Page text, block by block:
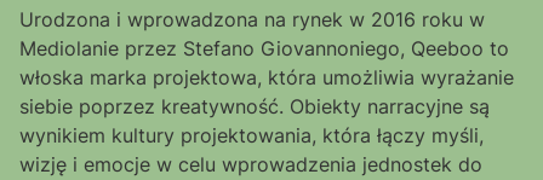
Urodzona i wprowadzona na rynek w 2016 roku w
Mediolanie przez Stefano Giovannoniego, Qeeboo to
włoska marka projektowa, która umożliwia wyrażanie
siebie poprzez kreatywność. Obiekty narracyjne są
wynikiem kultury projektowania, która łączy myśli,
wizję i emocje w celu wprowadzenia jednostek do